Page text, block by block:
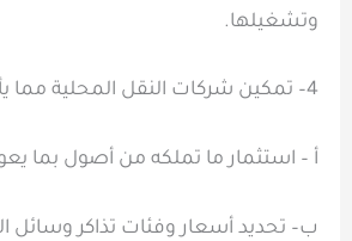
وتشغيلها.
4– تمكين شركات النقل المحلية مما يأتي:
أ – استثمار ما تملكه من أصول بما
ب– تحديد أسعار وفئات تذاكر وسائل